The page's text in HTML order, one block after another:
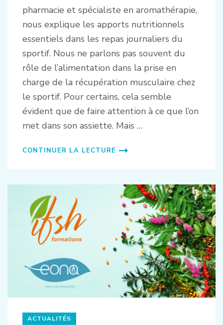
pharmacie et spécialiste en aromathérapie,
nous explique les apports nutritionnels
essentiels dans les repas journaliers du
sportif. Nous ne parlons pas souvent du
rôle de l’alimentation dans la prise en
charge de la récupération musculaire chez
le sportif. Pour certains, cela semble
évident que de faire attention à ce que l’on
met dans son assiette. Mais …
CONTINUER LA LECTURE
ACTUALITÉS